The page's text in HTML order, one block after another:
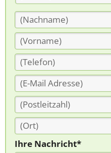
Ihre Nachricht*